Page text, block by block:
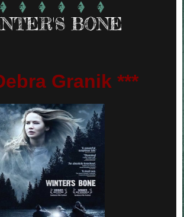
BONE
Granik ***